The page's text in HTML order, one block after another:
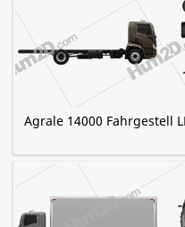
Agrale 14000 Fahrgestell